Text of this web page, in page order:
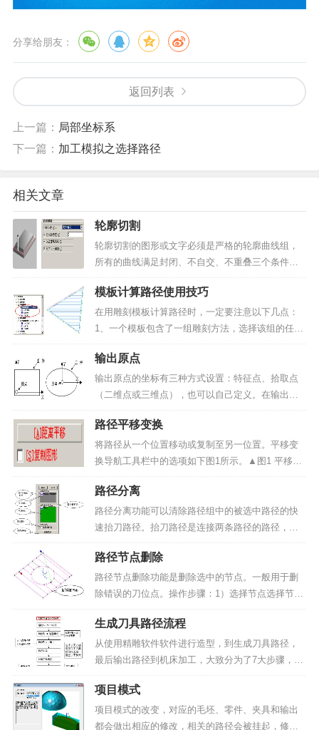
分享给朋友：
返回列表
上一篇： 局部坐标系
下一篇： 加工模拟之选择路径
相关文章
轮廓切割
轮廓切割的图形或文字必须是严格的轮廓曲线组，
所有的曲线满足封闭、不自交、不重叠三个条件。
轮廓切割的雕刻加工参数如图1所示，包括半径补
偿、定义补偿值两个。▲图1 轮廓切割参数半径补偿
含义和单线加工的半径补偿一样，补偿方式有关
闭、向外偏移和向内...
模板计算路径使用技巧
在用雕刻模板计算路径时，一定要注意以下几点：
1、一个模板包含了一组雕刻方法，选择该组的任何
一种方法，表示选择了该路径模板。生成的刀具路
径也是该组中所有方法对应的刀具路径。如果路径
模板包含多个雕刻方法，系统将一次生成这些雕刻
方法对应的刀具路径...
输出原点
输出原点的坐标有三种方式设置：特征点、拾取点
（二维点或三维点），也可以自己定义。在输出刀
具路径过程中，最重要的概念就是“输出原点”。下面
我们就输出原点的问题作一些详细说明。1、工件坐
标系的“原点”生成刀具路径的最终目的是控制刀具进
行雕刻。而...
路径平移变换
将路径从一个位置移动或复制至另一位置。平移变
换导航工具栏中的选项如下图1所示。▲图1 平移变
换导航工具栏选项距离平移：通过直接定义路径在X
和Y方向上的平移距离来进行平移变换。复制图形：
选择该选项，可将路径在目标位置上进行复制；否
则进行移动。...
路径分离
路径分离功能可以清除路径组中的被选中路径的快
速抬刀路径。抬刀路径是连接两条路径的路径，用
绿线表示。▲图1 路径分离、反向和删除的导航窗口
1）选择菜单命令；选择界面的“路径编辑”>>“路径分
离”命令，操作界面的右边会弹出如图1所示...
路径节点删除
路径节点删除功能是删除选中的节点。一般用于删
除错误的刀位点。操作步骤：1）选择节点选择节点
的方式有两种，一种为单选，另一种为框选。系统
会将选中的节点用红色的立方体画出来，按shift键
是追加选中的节点，按ctrl键是减少选中的节点。
2）删除...
生成刀具路径流程
从使用精雕软件软件进行造型，到生成刀具路径，
最后输出路径到机床加工，大致分为了7大步骤，如
下图所示：▲图 生成刀具路径流程操作步骤：1、启
动精雕软件。2、切换到3D造型模式，进行3D建
模，这个过程可以是自己绘制，也可以输入第三方
软件提供的数...
项目模式
项目模式的改变，对应的毛坯、零件、夹具和输出
都会做出相应的修改，相关的路径会被挂起，修改